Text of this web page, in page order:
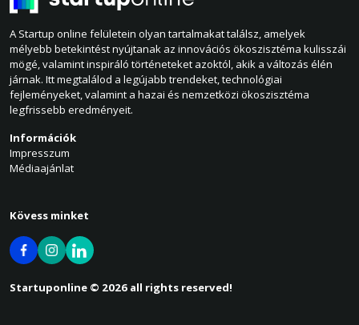
A Startup online felületein olyan tartalmakat találsz, amelyek
mélyebb betekintést nyújtanak az innovációs ökoszisztéma kulisszái
mögé, valamint inspiráló történeteket azoktól, akik a változás élén
járnak. Itt megtalálod a legújabb trendeket, technológiai
fejleményeket, valamint a hazai és nemzetközi ökoszisztéma
legfrissebb eredményeit.
Információk
Impresszum
Médiaajánlat
Kövess minket
Startuponline © 2026 all rights reserved!